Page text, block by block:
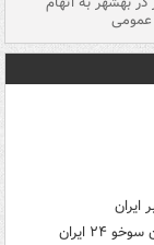
ایران
ایران